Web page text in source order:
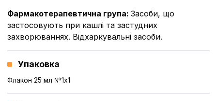
Фармакотерапевтична група: Засоби, що
застосовують при кашлі та застудних
захворюваннях. Відхаркувальні засоби.
Упаковка
Флакон 25 мл №1x1